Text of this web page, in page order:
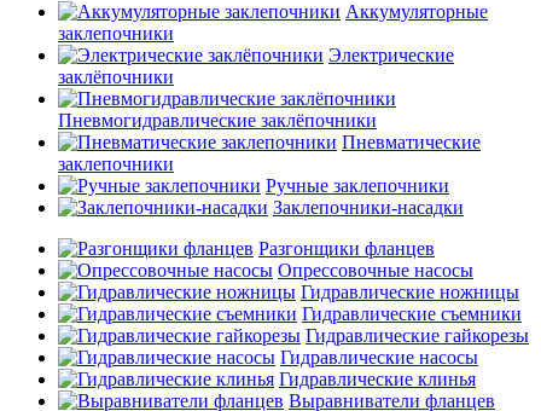
Аккумуляторные
заклепочники
Электрические
заклёпочники
Пневмогидравлические заклёпочники
Пневматические
заклепочники
Ручные заклепочники
Заклепочники-насадки
Разгонщики фланцев
Опрессовочные насосы
Гидравлические ножницы
Гидравлические съемники
Гидравлические гайкорезы
Гидравлические насосы
Гидравлические клинья
Выравниватели фланцев